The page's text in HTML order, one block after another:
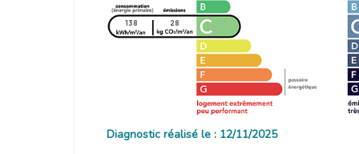
138 28
Diagnostic réalisé le : 12/11/2025